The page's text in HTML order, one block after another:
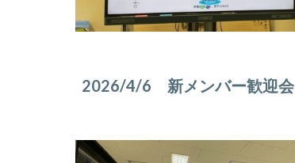
2026/4/6 新メンバー歓迎会